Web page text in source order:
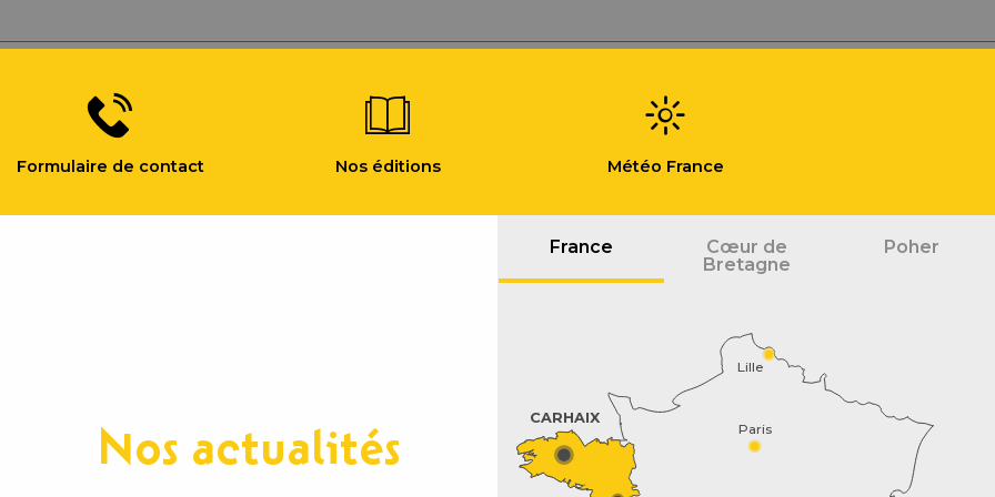
Formulaire de contact Nos éditions Météo France
Nos actualités
France
Cœur de
Bretagne
Poher
Paris
Lille
CARHAIX